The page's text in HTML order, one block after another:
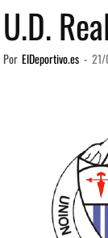
U.D.
Por ElDeportivo.es -